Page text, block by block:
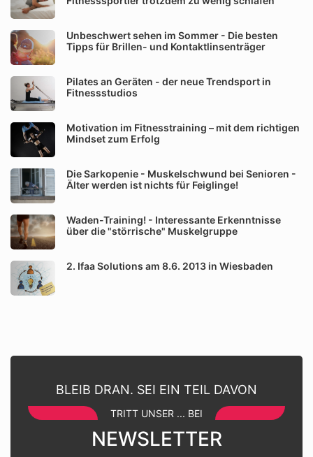
Unbeschwert sehen im Sommer - Die besten
Tipps für Brillen- und Kontaktlinsenträger
Pilates an Geräten - der neue Trendsport in
Fitnessstudios
Motivation im Fitnesstraining – mit dem richtigen
Mindset zum Erfolg
Die Sarkopenie - Muskelschwund bei Senioren -
Älter werden ist nichts für Feiglinge!
Waden-Training! - Interessante Erkenntnisse
über die "störrische" Muskelgruppe
2. Ifaa Solutions am 8.6. 2013 in Wiesbaden
BLEIB DRAN. SEI EIN TEIL DAVON
TRITT UNSER ... BEI
NEWSLETTER